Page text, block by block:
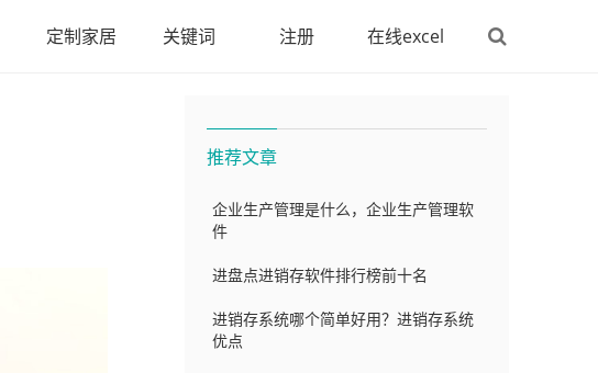
定制家居 关键词 注册 在线excel
推荐文章
企业生产管理是什么，企业生产管理软
件
进盘点进销存软件排行榜前十名
进销存系统哪个简单好用？进销存系统
优点